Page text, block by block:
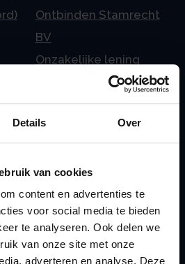
Details Over
van cookies
content en advertenties te
voor social media te bieden
te analyseren. Ook delen we
van onze site met onze
adverteren en analyse. Deze
Ontbinden Stamrecht
BV
Onzakelijke lening
Stamrecht BV
Oprichten BV door
StamrechtBV.com
banksparen
Overgang naar
Stamrecht BV
Pensioen BV